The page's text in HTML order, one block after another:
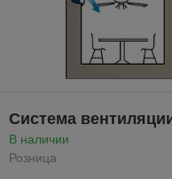
Система
В наличии
Розница